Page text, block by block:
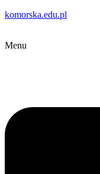
komorska.edu.pl
Menu